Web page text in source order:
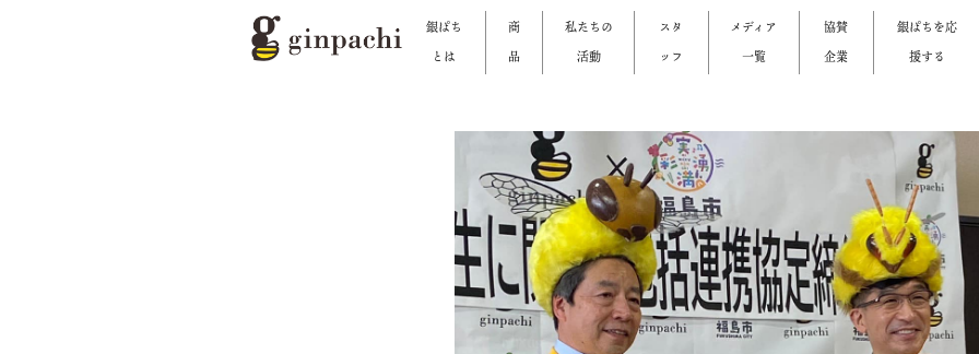
銀ぱち
とは
商
品
私たちの
活動
スタ
ッフ
メディア
一覧
協賛
企業
銀ぱちを応
援する